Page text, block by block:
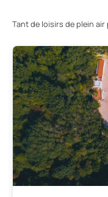
Tant de loisirs de plein